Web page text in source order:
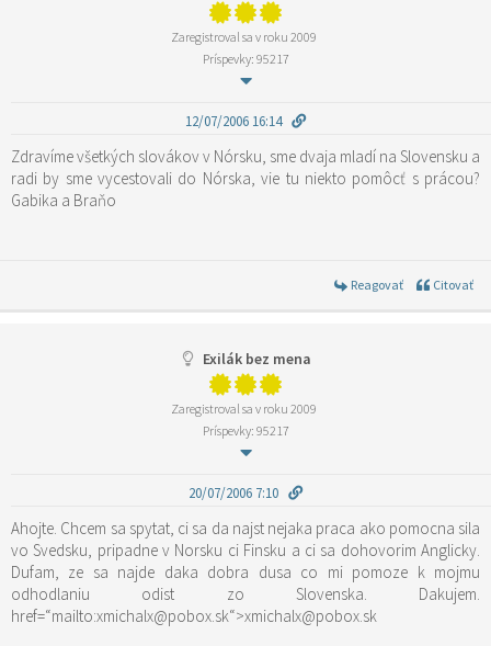
Zaregistroval sa v roku 2009
Príspevky: 95217
12/07/2006 16:14
Zdravíme všetkých slovákov v Nórsku, sme dvaja mladí na Slovensku a
radi by sme vycestovali do Nórska, vie tu niekto pomôcť s prácou?
Gabika a Braňo
Reagovať Citovať
Exilák bez mena
Zaregistroval sa v roku 2009
Príspevky: 95217
20/07/2006 7:10
Ahojte. Chcem sa spytat, ci sa da najst nejaka praca ako pomocna sila
vo Svedsku, pripadne v Norsku ci Finsku a ci sa dohovorim Anglicky.
Dufam, ze sa najde daka dobra dusa co mi pomoze k mojmu
odhodlaniu odist zo Slovenska. Dakujem.
href=“mailto:xmichalx@pobox.sk“>xmichalx@pobox.sk